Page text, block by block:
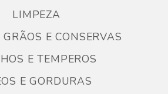
LIMPEZA
E CONSERVAS
E TEMPEROS
E GORDURAS